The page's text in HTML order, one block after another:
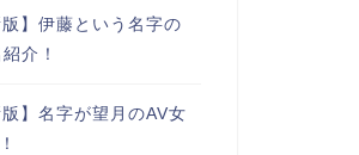
版】伊藤という名字の
介！
】名字が望月のAV女